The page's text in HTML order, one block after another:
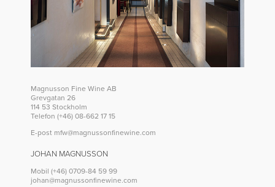
Magnusson Fine Wine AB
Grevgatan 26
114 53 Stockholm
Telefon (+46) 08-662 17 15
E-post mfw@magnussonfinewine.com
JOHAN MAGNUSSON
Mobil (+46) 0709-84 59 99
johan@magnussonfinewine.com